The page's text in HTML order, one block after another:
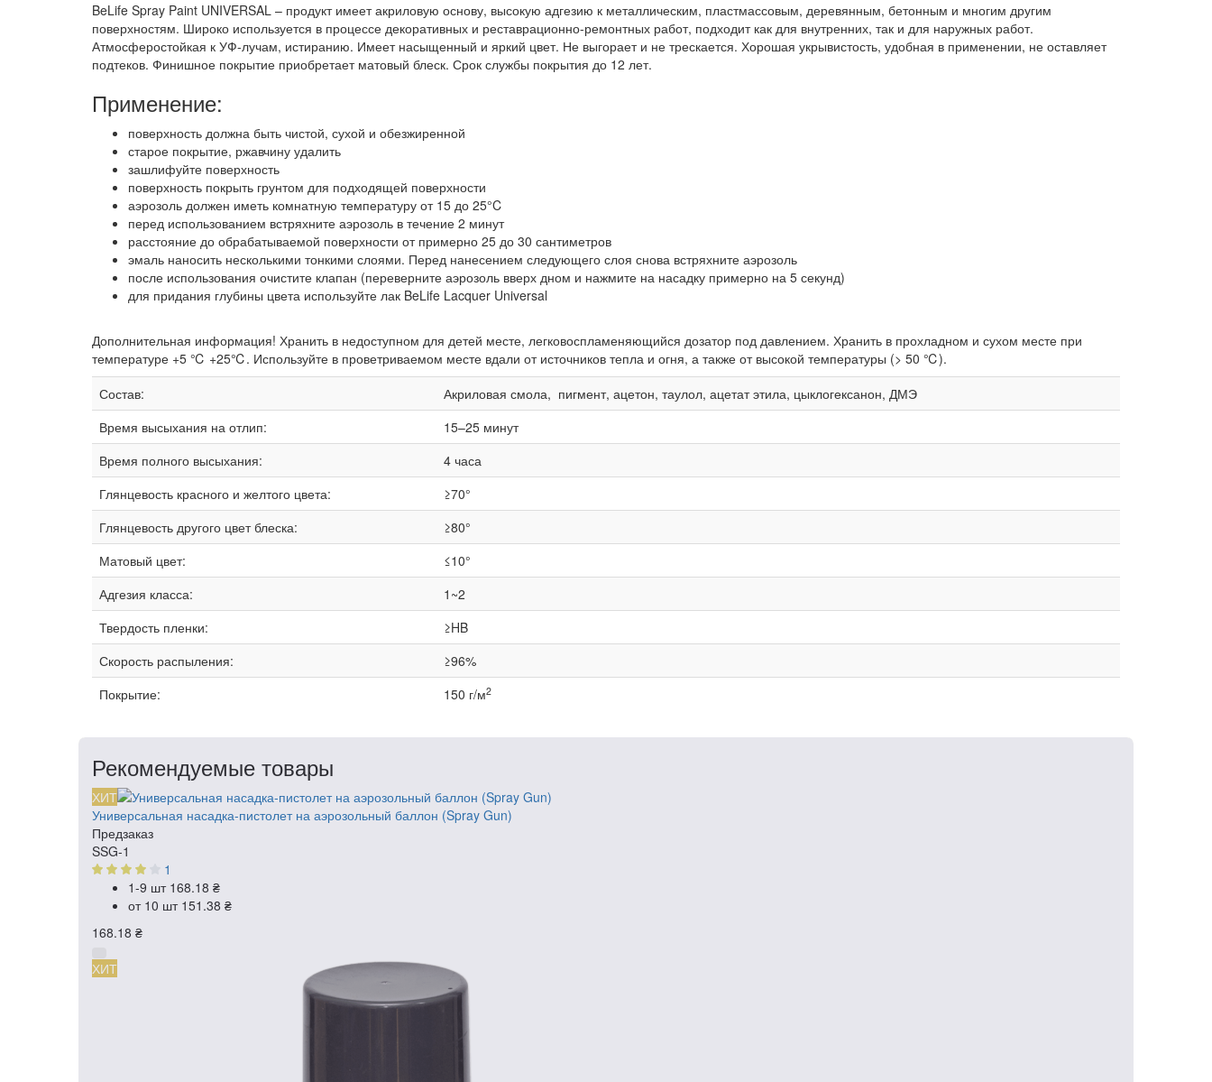
BeLife Spray Paint UNIVERSAL – продукт имеет акриловую основу, высокую адгезию к металлическим, пластмассовым, деревянным, бетонным и многим другим
поверхностям. Широко используется в процессе декоративных и реставрационно-ремонтных работ, подходит как для внутренних, так и для наружных работ.
Атмосферостойкая к УФ-лучам, истиранию. Имеет насыщенный и яркий цвет. Не выгорает и не трескается. Хорошая укрывистость, удобная в применении, не оставляет
подтеков. Финишное покрытие приобретает матовый блеск. Срок службы покрытия до 12 лет.
Применение:
поверхность должна быть чистой, сухой и обезжиренной
старое покрытие, ржавчину удалить
зашлифуйте поверхность
поверхность покрыть грунтом для подходящей поверхности
аэрозоль должен иметь комнатную температуру от 15 до 25°C
перед использованием встряхните аэрозоль в течение 2 минут
расстояние до обрабатываемой поверхности от примерно 25 до 30 сантиметров
эмаль наносить несколькими тонкими слоями. Перед нанесением следующего слоя снова встряхните аэрозоль
после использования очистите клапан (переверните аэрозоль вверх дном и нажмите на насадку примерно на 5 секунд)
для придания глубины цвета используйте лак BeLife Lacquer Universal
Дополнительная информация! Хранить в недоступном для детей месте, легковоспламеняющийся дозатор под давлением. Хранить в прохладном и сухом месте при
температуре +5 ℃ +25℃. Используйте в проветриваемом месте вдали от источников тепла и огня, а также от высокой температуры (> 50 ℃).
Состав:
Акриловая смола, пигмент, ацетон, таулол, ацетат этила, цыклогексанон, ДМЭ
Время высыхания на отлип:
15–25 минут
Время полного высыхания:
4 часа
Глянцевость красного и желтого цвета:
≥70°
Глянцевость другого цвет блеска:
≥80°
Матовый цвет:
≤10°
Адгезия класса:
1~2
Твердость пленки:
≥HB
Скорость распыления:
≥96%
Покрытие:
150 г/м2
Рекомендуемые товары
ХИТ
Универсальная насадка-пистолет на аэрозольный баллон (Spray Gun)
Предзаказ
SSG-1
1
1-9 шт 168.18 ₴
от 10 шт 151.38 ₴
168.18 ₴
ХИТ